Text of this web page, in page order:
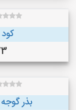
بذر